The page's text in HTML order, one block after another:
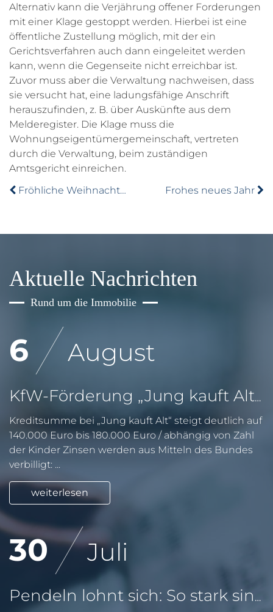
Alternativ kann die Verjährung offener Forderungen
mit einer Klage gestoppt werden. Hierbei ist eine
öffentliche Zustellung möglich, mit der ein
Gerichtsverfahren auch dann eingeleitet werden
kann, wenn die Gegenseite nicht erreichbar ist.
Zuvor muss aber die Verwaltung nachweisen, dass
sie versucht hat, eine ladungsfähige Anschrift
herauszufinden, z. B. über Auskünfte aus dem
Melderegister. Die Klage muss die
Wohnungseigentümergemeinschaft, vertreten
durch die Verwaltung, beim zuständigen
Amtsgericht einreichen.
Fröhliche Weihnachten
Frohes neues Jahr
Aktuelle Nachrichten
Rund um die Immobilie
6 August
KfW-Förderung „Jung kauft Alt“: Höhere Kredite ab August 2026
Kreditsumme bei „Jung kauft Alt“ steigt deutlich auf
140.000 Euro bis 180.000 Euro / abhängig von Zahl
der Kinder Zinsen werden aus Mitteln des Bundes
verbilligt: ...
weiterlesen
30 Juli
Pendeln lohnt sich: So stark sinken Wohnungspreise im Umland